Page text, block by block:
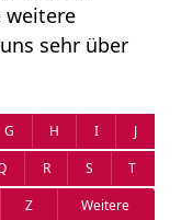
weitere
sehr über
G H I
J
R S
T
Z Weitere